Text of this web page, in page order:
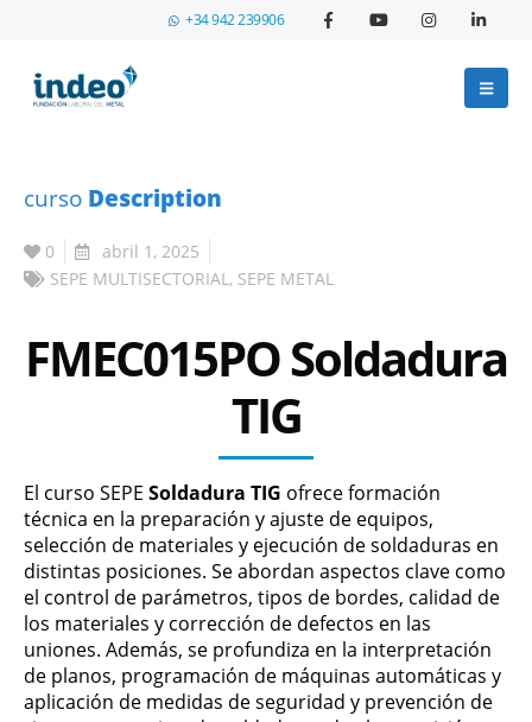
+34 942 239906
curso Description
0
abril 1, 2025
SEPE MULTISECTORIAL , SEPE METAL
FMEC015PO Soldadura
TIG
El curso SEPE Soldadura TIG ofrece formación
técnica en la preparación y ajuste de equipos,
selección de materiales y ejecución de soldaduras en
distintas posiciones. Se abordan aspectos clave como
el control de parámetros, tipos de bordes, calidad de
los materiales y corrección de defectos en las
uniones. Además, se profundiza en la interpretación
de planos, programación de máquinas automáticas y
aplicación de medidas de seguridad y prevención de